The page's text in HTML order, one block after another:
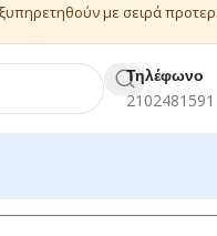
με σειρά
Τηλέφωνο
2102481591